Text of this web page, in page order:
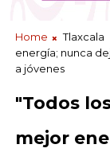
Home Tlaxcala
energía; nunca
a jóvenes
"Todos
mejor